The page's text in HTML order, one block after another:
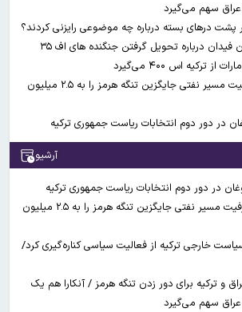
عراق سهم می‌گیرد
پشت درهای بسته درباره چه موضوعی رایزنی کردند؟
فیدان درباره تحویل گرفتن جنگنده های اف ۳۵
ترکیه اس ۴۰۰ می‌گیرد
وزیر انرژی ترکیه: ظرفیت مسیر نفتی جایگزین تنگه هرمز را به ۲.۵ میلیون
در دور دوم انتخابات ریاست جمهوری ترکیه
آرشیو
در دور دوم انتخابات ریاست جمهوری ترکیه
وزیر انرژی ترکیه: ظرفیت مسیر نفتی جایگزین تنگه هرمز را به ۲.۵ میلیون
خارجی ترکیه از فعالیت سیاسی کناره‌گیری کرد/
و ترکیه برای دور زدن تنگه هرمز / آنکارا هم یک
عراق سهم می‌گیرد